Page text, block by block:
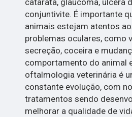
catarata, glaucoma, úlcera
conjuntivite. É importante
animais estejam atentos
problemas oculares, como
secreção, coceira e
comportamento do animal
oftalmologia veterinária é
constante evolução, com
tratamentos sendo
melhorar a qualidade de